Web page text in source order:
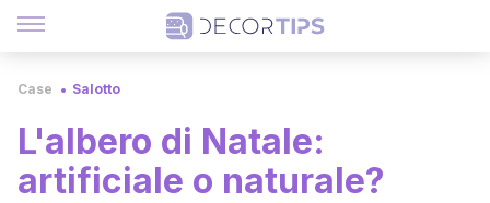
Case Salotto
L'albero di Natale:
artificiale o naturale?